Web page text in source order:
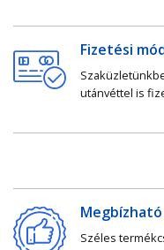
Fizetési
Széles